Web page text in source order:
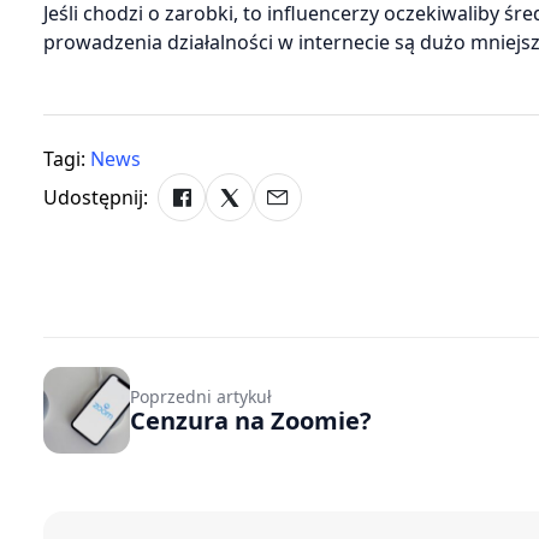
Jeśli chodzi o zarobki, to influencerzy oczekiwaliby
prowadzenia działalności w internecie są dużo
Tagi: News
Udostępnij:
Poprzedni artykuł
Cenzura na Zoomie?